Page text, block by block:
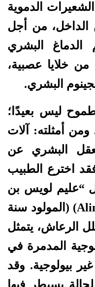
الدموية
من أجل
البشري
خلايا عصبية،
البشري.
ليس بعيدًا؛
أمثلته: آلات
البشري عن
اخترع الطبيب
“عليم لويس بن
عبيد” (Alim Louis Benabid) (المولود سنة
الرعاش، يتمثل
المدمرة في
بيولوجية. وقد